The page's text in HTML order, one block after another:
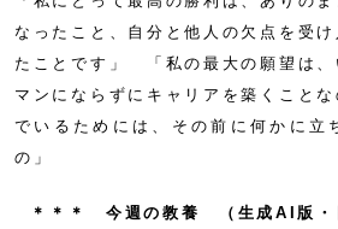
なったこと、自分と他人の欠点を受
たことです」 「私の最大の願望は、
マンにならずにキャリアを築くこと
でいるためには、その前に何かに立
の」
＊＊＊ 今週の教養 （生成AI版・